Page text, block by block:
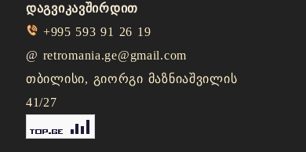
დაგვიკავშირდით
+995 593 91 26 19
@ retromania.ge@gmail.com
თბილისი, გიორგი მაზნიაშვილის
41/27